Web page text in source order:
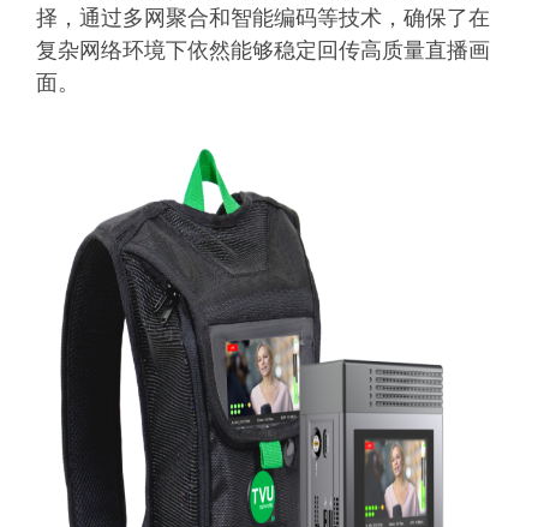
择，通过多网聚合和智能编码等技术，确保了在
复杂网络环境下依然能够稳定回传高质量直播画
面。